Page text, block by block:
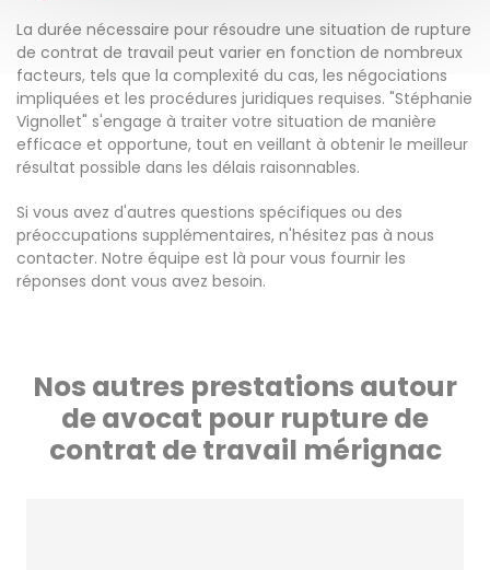
La durée nécessaire pour résoudre une situation de rupture
de contrat de travail peut varier en fonction de nombreux
facteurs, tels que la complexité du cas, les négociations
impliquées et les procédures juridiques requises. "Stéphanie
Vignollet" s'engage à traiter votre situation de manière
efficace et opportune, tout en veillant à obtenir le meilleur
résultat possible dans les délais raisonnables.
Si vous avez d'autres questions spécifiques ou des
préoccupations supplémentaires, n'hésitez pas à nous
contacter. Notre équipe est là pour vous fournir les
réponses dont vous avez besoin.
Nos autres prestations autour
de avocat pour rupture de
contrat de travail mérignac